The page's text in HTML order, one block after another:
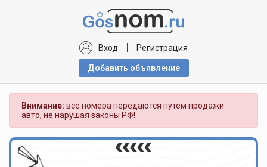
Вход Регистрация
Добавить объявлениe
Внимание: все номера передаются путем продажи
авто, не нарушая законы РФ!